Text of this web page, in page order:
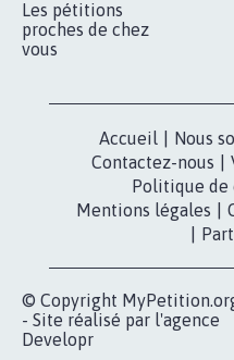
Les pétitions
proches de chez
vous
Accueil Nous
Contactez-nous
Politique
Mentions légales
© Copyright
- Site réalisé par l'agence
Developr